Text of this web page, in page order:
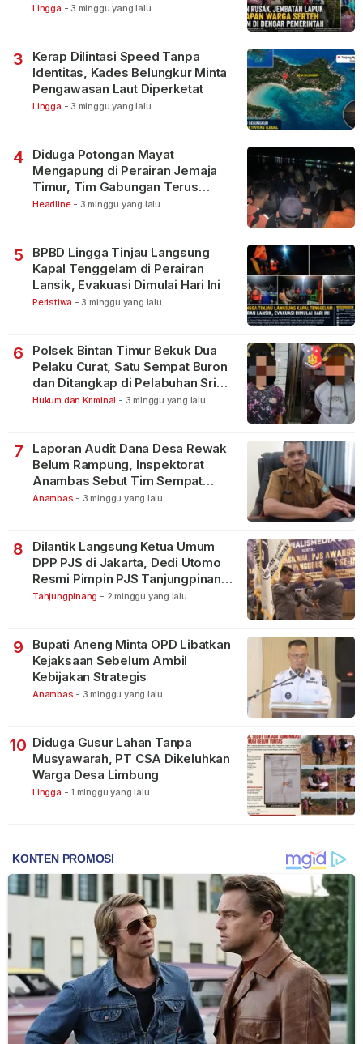
Lingga - 3 minggu yang lalu
3
Kerap Dilintasi Speed Tanpa
Identitas, Kades Belungkur Minta
Pengawasan Laut Diperketat
Lingga - 3 minggu yang lalu
4
Diduga Potongan Mayat
Mengapung di Perairan Jemaja
Timur, Tim Gabungan Terus
Lakukan Pencarian
Headline - 3 minggu yang lalu
5
BPBD Lingga Tinjau Langsung
Kapal Tenggelam di Perairan
Lansik, Evakuasi Dimulai Hari Ini
Peristiwa - 3 minggu yang lalu
6
Polsek Bintan Timur Bekuk Dua
Pelaku Curat, Satu Sempat Buron
dan Ditangkap di Pelabuhan Sri
Bintan Pura
Hukum dan Kriminal - 3 minggu yang lalu
7
Laporan Audit Dana Desa Rewak
Belum Rampung, Inspektorat
Anambas Sebut Tim Sempat
Terbagi Tangani Kasus Lain
Anambas - 3 minggu yang lalu
8
Dilantik Langsung Ketua Umum
DPP PJS di Jakarta, Dedi Utomo
Resmi Pimpin PJS Tanjungpinang-
Bintan
Tanjungpinang - 2 minggu yang lalu
9
Bupati Aneng Minta OPD Libatkan
Kejaksaan Sebelum Ambil
Kebijakan Strategis
Anambas - 3 minggu yang lalu
10 Diduga Gusur Lahan Tanpa
Musyawarah, PT CSA Dikeluhkan
Warga Desa Limbung
Lingga - 1 minggu yang lalu